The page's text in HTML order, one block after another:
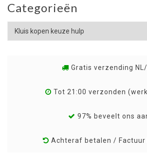
Categorieën
Gratis verzending NL/
Tot 21:00 verzonden
97% beveelt ons
Achteraf betalen / Factuur